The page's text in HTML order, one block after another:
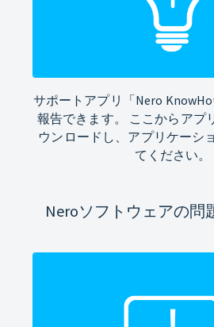
サポートアプリ「Nero
報告できます。 ここからアプ
ウンロードし、アプリケーシ
てください。
Neroソフトウェアの問